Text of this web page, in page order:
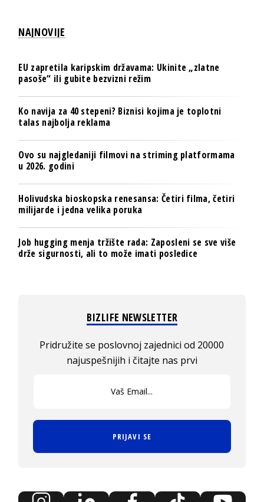
NAJNOVIJE
EU zapretila karipskim državama: Ukinite „zlatne
pasoše“ ili gubite bezvizni režim
Ko navija za 40 stepeni? Biznisi kojima je toplotni
talas najbolja reklama
Ovo su najgledaniji filmovi na striming platformama
u 2026. godini
Holivudska bioskopska renesansa: Četiri filma, četiri
milijarde i jedna velika poruka
Job hugging menja tržište rada: Zaposleni se sve više
drže sigurnosti, ali to može imati posledice
BIZLIFE NEWSLETTER
Pridružite se poslovnoj zajednici od 20000
najuspešnijih i čitajte nas prvi
PRIJAVI SE